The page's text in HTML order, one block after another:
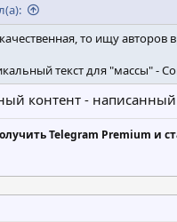
то ищу
текст для "массы" -
контент -
Telegram Premium и